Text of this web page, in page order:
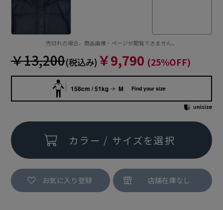
売切れの場合、商品画像・ページが閲覧できません。
￥13,200(税込み) ￥9,790 (25%OFF)
158cm / 51kg M Find your size
カラー / サイズを選択
お気に入り登録